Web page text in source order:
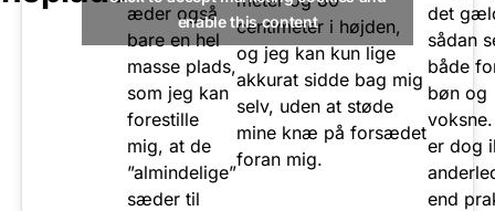
æder også
bare en hel
masse plads,
som jeg kan
forestille
mig, at de
”almindelige”
sæder til
centimeter i højden,
og jeg kan kun lige
akkurat sidde bag mig
selv, uden at støde
mine knæ på forsædet
foran mig.
det
sådan
både
bøn og
er dog
end
enable this content